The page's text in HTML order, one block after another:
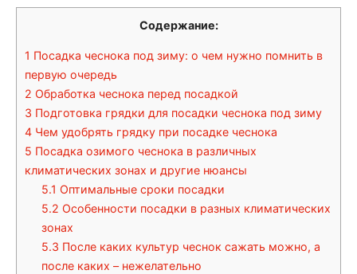
Содержание:
1 Посадка чеснока под зиму: о чем нужно помнить в
первую очередь
2 Обработка чеснока перед посадкой
3 Подготовка грядки для посадки чеснока под зиму
4 Чем удобрять грядку при посадке чеснока
5 Посадка озимого чеснока в различных
климатических зонах и другие нюансы
5.1 Оптимальные сроки посадки
5.2 Особенности посадки в разных климатических
зонах
5.3 После каких культур чеснок сажать можно, а
после каких – нежелательно